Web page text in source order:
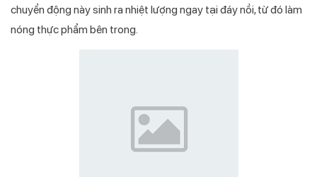
chuyển động này sinh ra nhiệt lượng ngay tại đáy nồi, từ đó làm
nóng thực phẩm bên trong.